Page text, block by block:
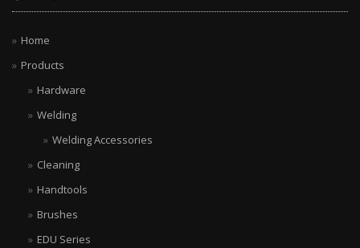
Home
Products
Hardware
Welding
Welding Accessories
Cleaning
Handtools
Brushes
EDU Series